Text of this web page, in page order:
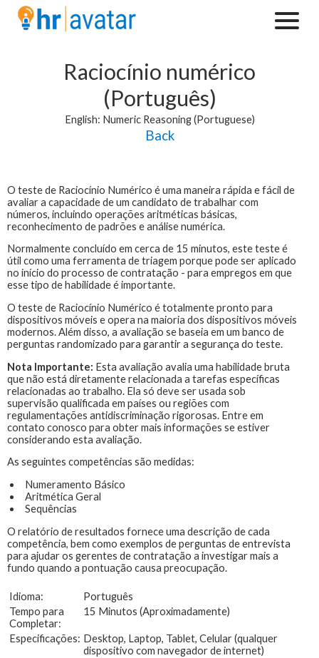
Raciocínio numérico
(Português)
English: Numeric Reasoning (Portuguese)
Back
O teste de Raciocínio Numérico é uma maneira rápida e fácil de
avaliar a capacidade de um candidato de trabalhar com
números, incluindo operações aritméticas básicas,
reconhecimento de padrões e análise numérica.
Normalmente concluído em cerca de 15 minutos, este teste é
útil como uma ferramenta de triagem porque pode ser aplicado
no início do processo de contratação - para empregos em que
esse tipo de habilidade é importante.
O teste de Raciocínio Numérico é totalmente pronto para
dispositivos móveis e opera na maioria dos dispositivos móveis
modernos. Além disso, a avaliação se baseia em um banco de
perguntas randomizado para garantir a segurança do teste.
Nota Importante: Esta avaliação avalia uma habilidade bruta
que não está diretamente relacionada a tarefas específicas
relacionadas ao trabalho. Ela só deve ser usada sob
supervisão qualificada em países ou regiões com
regulamentações antidiscriminação rigorosas. Entre em
contato conosco para obter mais informações se estiver
considerando esta avaliação.
As seguintes competências são medidas:
Numeramento Básico
Aritmética Geral
Sequências
O relatório de resultados fornece uma descrição de cada
competência, bem como exemplos de perguntas de entrevista
para ajudar os gerentes de contratação a investigar mais a
fundo quando a pontuação causa preocupação.
Idioma:
Português
Tempo para
Completar:
15 Minutos (Aproximadamente)
Especificações: Desktop, Laptop, Tablet, Celular (qualquer
dispositivo com navegador de internet)